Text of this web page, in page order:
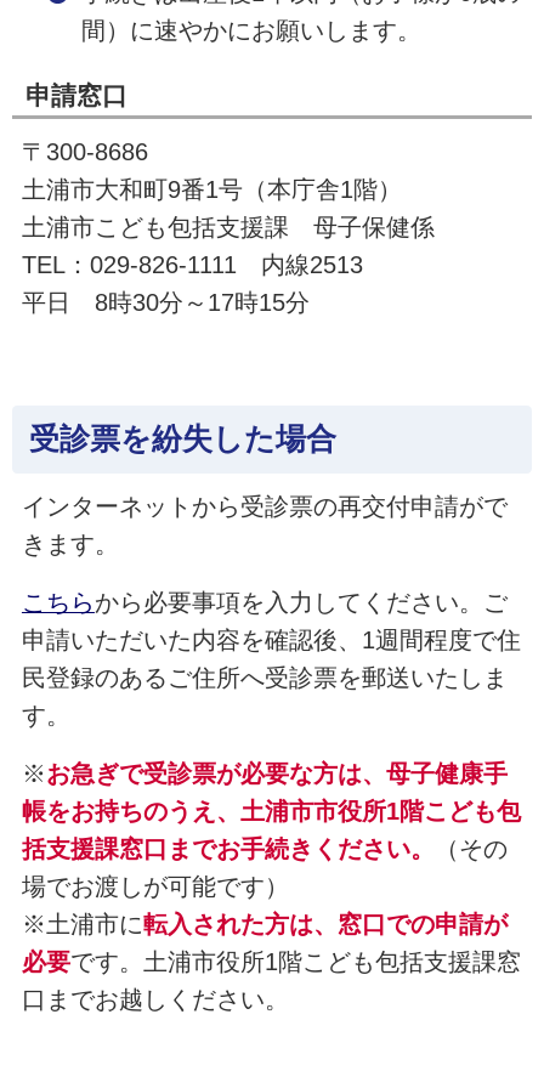
間）に速やかにお願いします。
申請窓口
〒300-8686
土浦市大和町9番1号（本庁舎1階）
土浦市こども包括支援課 母子保健係
TEL：029-826-1111 内線2513
平日 8時30分～17時15分
受診票を紛失した場合
インターネットから受診票の再交付申請がで
きます。
こちらから必要事項を入力してください。ご
申請いただいた内容を確認後、1週間程度で住
民登録のあるご住所へ受診票を郵送いたしま
す。
※お急ぎで受診票が必要な方は、母子健康手
帳をお持ちのうえ、土浦市市役所1階こども包
括支援課窓口までお手続きください。
（その
場でお渡しが可能です）
※土浦市に転入された方は、窓口での申請が
必要です。土浦市役所1階こども包括支援課窓
口までお越しください。